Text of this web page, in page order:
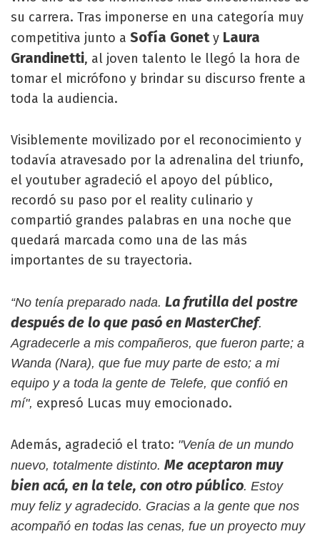
su carrera. Tras imponerse en una categoría muy
competitiva junto a Sofía Gonety Laura
Grandinetti, al joven talento le llegó la hora de
tomar el micrófono y brindar su discurso frente a
toda la audiencia.
Visiblemente movilizado por el reconocimiento y
todavía atravesado por la adrenalina del triunfo,
el youtuber agradeció el apoyo del público,
recordó su paso por el reality culinario y
compartió grandes palabras en una noche que
quedará marcada como una de las más
importantes de su trayectoria.
“No tenía preparado nada. La frutilla del postre
después de lo que pasó en MasterChef.
Agradecerle a mis compañeros, que fueron parte; a
Wanda (Nara), que fue muy parte de esto; a mi
equipo y a toda la gente de Telefe, que confió en
mí", expresó Lucas muy emocionado.
Además, agradeció el trato: "Venía de un mundo
nuevo, totalmente distinto. Me aceptaron muy
bien acá, en la tele, con otro público. Estoy
muy feliz y agradecido. Gracias a la gente que nos
acompañó en todas las cenas, fue un proyecto muy